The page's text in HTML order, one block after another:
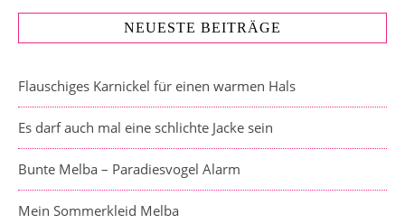
NEUESTE BEITRÄGE
Flauschiges Karnickel für einen warmen Hals
Es darf auch mal eine schlichte Jacke sein
Bunte Melba – Paradiesvogel Alarm
Mein Sommerkleid Melba